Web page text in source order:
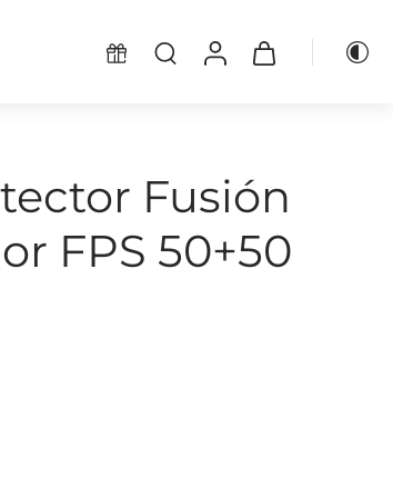
Fusión
FPS 50+50